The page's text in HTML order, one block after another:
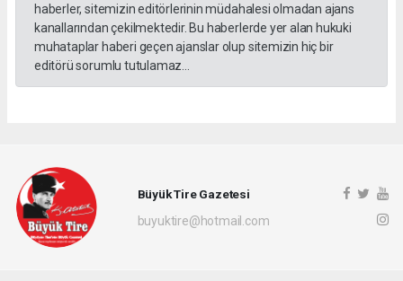
haberler, sitemizin editörlerinin müdahalesi olmadan ajans
kanallarından çekilmektedir. Bu haberlerde yer alan hukuki
muhataplar haberi geçen ajanslar olup sitemizin hiç bir
editörü sorumlu tutulamaz...
Büyük Tire Gazetesi
buyuktire@hotmail.com